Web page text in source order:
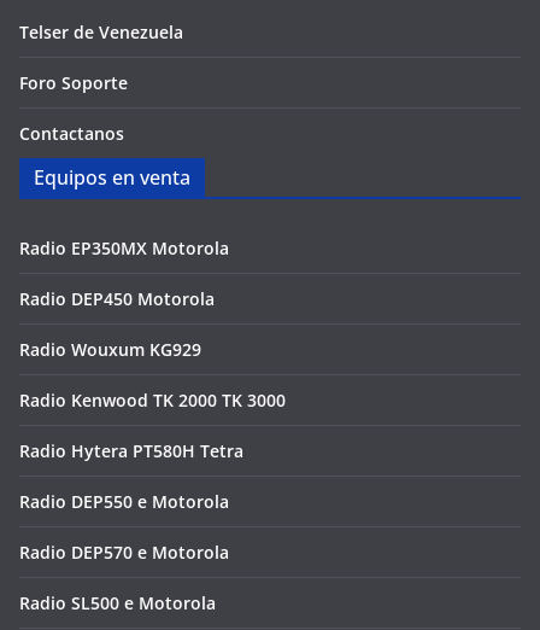
Telser de Venezuela
Foro Soporte
Contactanos
Equipos en venta
Radio EP350MX Motorola
Radio DEP450 Motorola
Radio Wouxum KG929
Radio Kenwood TK 2000 TK 3000
Radio Hytera PT580H Tetra
Radio DEP550 e Motorola
Radio DEP570 e Motorola
Radio SL500 e Motorola